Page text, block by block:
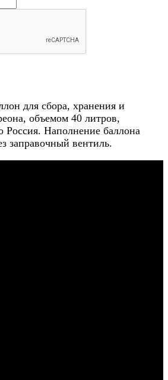
для сбора, хранения и
объемом 40 литров,
Россия. Наполнение баллона
заправочный вентиль.